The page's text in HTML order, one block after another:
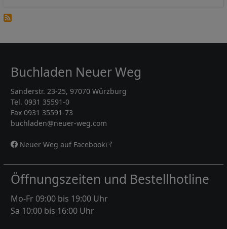
Buchladen Neuer Weg
Sanderstr. 23-25, 97070 Würzburg
Tel. 0931 35591-0
Fax 0931 35591-73
buchladen@neuer-weg.com
Neuer Weg auf Facebook
Öffnungszeiten und Bestellhotline
Mo-Fr 09:00 bis 19:00 Uhr
Sa 10:00 bis 16:00 Uhr